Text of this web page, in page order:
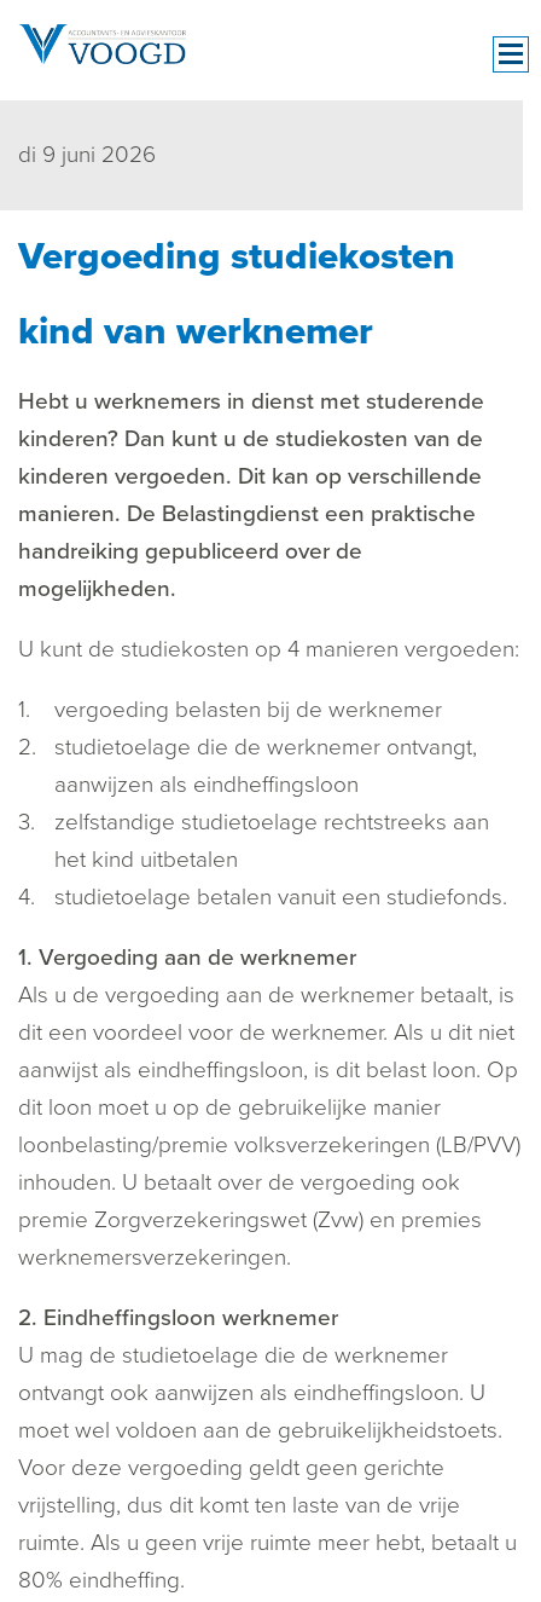
di 9 juni 2026
Vergoeding studiekosten
kind van werknemer
Hebt u werknemers in dienst met studerende
kinderen? Dan kunt u de studiekosten van de
kinderen vergoeden. Dit kan op verschillende
manieren. De Belastingdienst een praktische
handreiking gepubliceerd over de
mogelijkheden.
U kunt de studiekosten op 4 manieren vergoeden:
vergoeding belasten bij de werknemer
studietoelage die de werknemer ontvangt,
aanwijzen als eindheffingsloon
zelfstandige studietoelage rechtstreeks aan
het kind uitbetalen
studietoelage betalen vanuit een studiefonds.
1. Vergoeding aan de werknemer
Als u de vergoeding aan de werknemer betaalt, is
dit een voordeel voor de werknemer. Als u dit niet
aanwijst als eindheffingsloon, is dit belast loon. Op
dit loon moet u op de gebruikelijke manier
loonbelasting/premie volksverzekeringen (LB/PVV)
inhouden. U betaalt over de vergoeding ook
premie Zorgverzekeringswet (Zvw) en premies
werknemersverzekeringen.
2. Eindheffingsloon werknemer
U mag de studietoelage die de werknemer
ontvangt ook aanwijzen als eindheffingsloon. U
moet wel voldoen aan de gebruikelijkheidstoets.
Voor deze vergoeding geldt geen gerichte
vrijstelling, dus dit komt ten laste van de vrije
ruimte. Als u geen vrije ruimte meer hebt, betaalt u
80% eindheffing.